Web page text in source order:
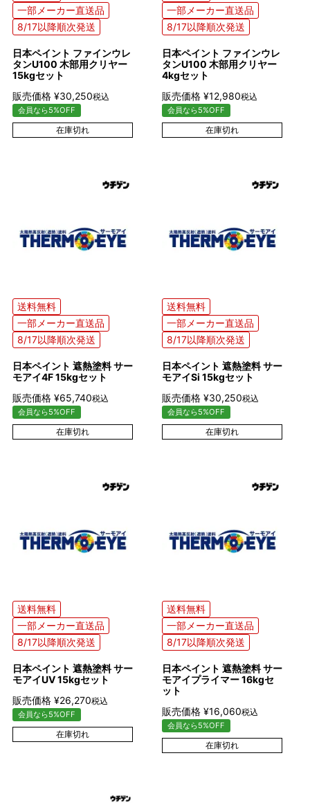
一部メーカー直送品
8/17以降順次発送
日本ペイント ファインウレ
タンU100 木部用クリヤー
15kgセット
販売価格 ¥30,250税込
会員なら5%OFF
在庫切れ
一部メーカー直送品
8/17以降順次発送
日本ペイント ファインウレ
タンU100 木部用クリヤー
4kgセット
販売価格 ¥12,980税込
会員なら5%OFF
在庫切れ
送料無料
一部メーカー直送品
8/17以降順次発送
日本ペイント 遮熱塗料 サー
モアイ4F 15kgセット
販売価格 ¥65,740税込
会員なら5%OFF
在庫切れ
送料無料
一部メーカー直送品
8/17以降順次発送
日本ペイント 遮熱塗料 サー
モアイSi 15kgセット
販売価格 ¥30,250税込
会員なら5%OFF
在庫切れ
送料無料
一部メーカー直送品
8/17以降順次発送
日本ペイント 遮熱塗料 サー
モアイUV 15kgセット
販売価格 ¥26,270税込
会員なら5%OFF
在庫切れ
送料無料
一部メーカー直送品
8/17以降順次発送
日本ペイント 遮熱塗料 サー
モアイプライマー 16kgセ
ット
販売価格 ¥16,060税込
会員なら5%OFF
在庫切れ